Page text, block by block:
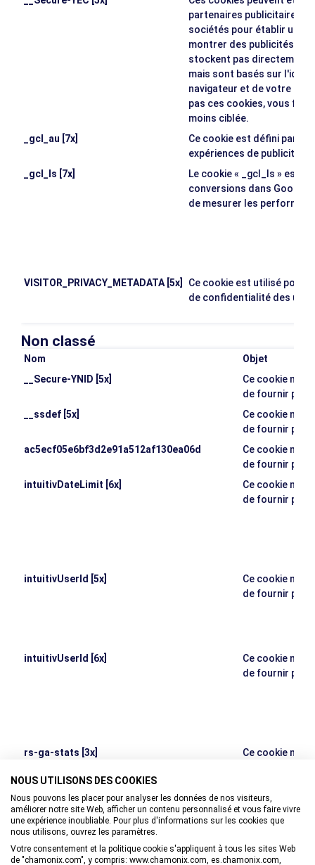
partenaires publicitaires.
sociétés pour établir un
montrer des publicités
stockent pas directement
mais sont basés sur
navigateur et de votre
pas ces cookies, vous
moins ciblée.
_gcl_au [7x]
Ce cookie est défini par
expériences de publicité
_gcl_ls [7x]
Le cookie « _gcl_ls » est
conversions dans Google
de mesurer les
VISITOR_PRIVACY_METADATA [5x]
Ce cookie est utilisé pour
de confidentialité des
Non classé
Nom
Objet
__Secure-YNID [5x]
Ce cookie n'a
de fournir plus
__ssdef [5x]
Ce cookie n'a
de fournir plus
ac5ecf05e6bf3d2e91a512af130ea06d
Ce cookie n'a
de fournir plus
intuitivDateLimit [6x]
Ce cookie n'a
de fournir plus
intuitivUserId [5x]
Ce cookie n'a
de fournir plus
intuitivUserId [6x]
Ce cookie n'a
de fournir plus
rs-ga-stats [3x]
Ce cookie n'a
sbt [12x]
de fournir
spw [6x]
Ce cookie n'a
SSESS0d42bebc6a105e3e8712e8a7c08ed255
Ce cookie n'a
NOUS UTILISONS DES COOKIES
Nous pouvons les placer pour analyser les données de nos visiteurs,
améliorer notre site Web, afficher un contenu personnalisé et vous faire vivre
une expérience inoubliable. Pour plus d'informations sur les cookies que
nous utilisons, ouvrez les paramètres.
Votre consentement et la politique cookie s'appliquent à tous les sites Web
de "chamonix.com", y compris: www.chamonix.com, es.chamonix.com,